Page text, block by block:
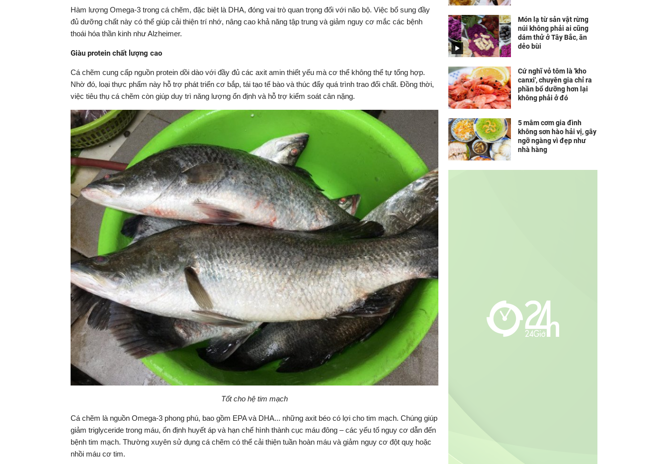
Hàm lượng Omega-3 trong cá chẽm, đặc biệt là DHA, đóng vai trò quan trọng đối với não bộ. Việc bổ sung đầy
đủ dưỡng chất này có thể giúp cải thiện trí nhớ, nâng cao khả năng tập trung và giảm nguy cơ mắc các bệnh
thoái hóa thần kinh như Alzheimer.
Giàu protein chất lượng cao
Cá chẽm cung cấp nguồn protein dồi dào với đầy đủ các axit amin thiết yếu mà cơ thể không thể tự tổng hợp.
Nhờ đó, loại thực phẩm này hỗ trợ phát triển cơ bắp, tái tạo tế bào và thúc đẩy quá trình trao đổi chất. Đồng thời,
việc tiêu thụ cá chẽm còn giúp duy trì năng lượng ổn định và hỗ trợ kiểm soát cân nặng.
Tốt cho hệ tim mạch
Cá chẽm là nguồn Omega-3 phong phú, bao gồm EPA và DHA... những axit béo có lợi cho tim mạch. Chúng giúp
giảm triglyceride trong máu, ổn định huyết áp và hạn chế hình thành cục máu đông – các yếu tố nguy cơ dẫn đến
bệnh tim mạch. Thường xuyên sử dụng cá chẽm có thể cải thiện tuần hoàn máu và giảm nguy cơ đột quỵ hoặc
nhồi máu cơ tim.
Món lạ từ sản vật rừng
núi không phải ai cũng
dám thử ở Tây Bắc, ăn
dẻo bùi
Cứ nghĩ vỏ tôm là 'kho
canxi', chuyên gia chỉ ra
phần bổ dưỡng hơn lại
không phải ở đó
5 mâm cơm gia đình
không sơn hào hải vị, gây
ngỡ ngàng vì đẹp như
nhà hàng